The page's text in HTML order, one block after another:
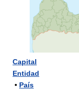
Capital
Entidad
• País